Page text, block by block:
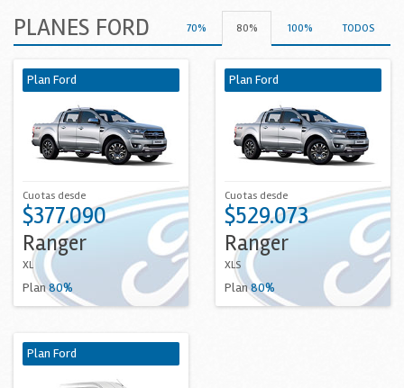
PLANES FORD TODOS
100%
80%
70%
Plan Ford
Cuotas desde
$377.090
Ranger
XL
Plan80%
Plan Ford
Cuotas desde
$529.073
Ranger
XLS
Plan80%
Plan Ford